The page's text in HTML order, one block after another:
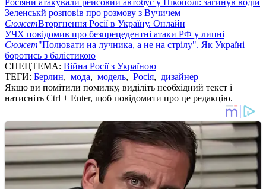
Зеленськй розповів про розмову з Вучичем
СюжетВторгнення Росії в Україну. Онлайн
УЧХ повідомив про безпрецедентні атаки РФ у липні
Сюжет"Полювати на лучника, а не на стрілу". Як Україні
боротись з балістикою
СПЕЦТЕМА: Війна Росії з Україною
ТЕГИ: Берлин, мода, модель, Росія, дизайнер
Якщо ви помітили помилку, виділіть необхідний текст і
натисніть Ctrl + Enter, щоб повідомити про це редакцію.